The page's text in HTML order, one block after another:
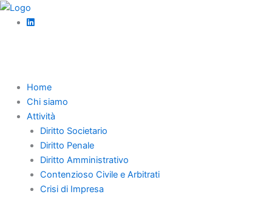
Vai
Home
Chi siamo
Attività
Diritto Societario
Diritto Penale
Diritto Amministrativo
Contenzioso Civile e Arbitrati
Crisi di Impresa